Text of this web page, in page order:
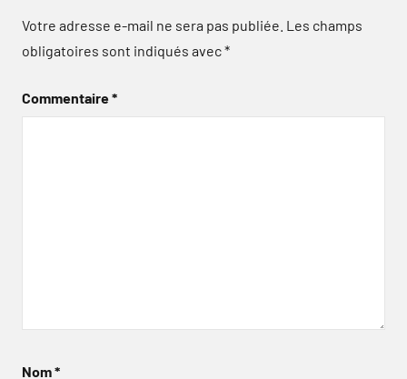
Votre adresse e-mail ne sera pas publiée. Les champs
obligatoires sont indiqués avec*
Commentaire*
Nom*